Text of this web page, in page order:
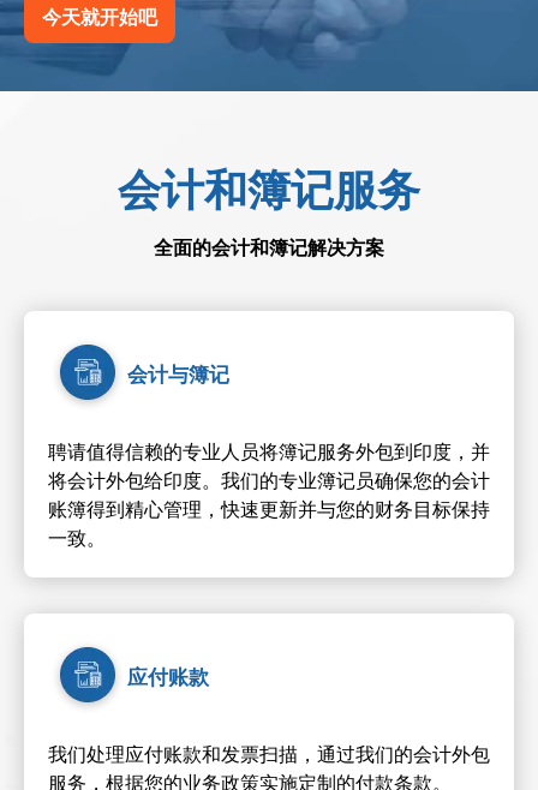
今天就开始吧
会计和簿记服务
全面的会计和簿记解决方案
会计与簿记
聘请值得信赖的专业人员将簿记服务外包到印度，并
将会计外包给印度。我们的专业簿记员确保您的会计
账簿得到精心管理，快速更新并与您的财务目标保持
一致。
应付账款
我们处理应付账款和发票扫描，通过我们的会计外包
服务，根据您的业务政策实施定制的付款条款。